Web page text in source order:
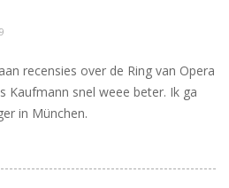
recensies over de Ring van Opera
Kaufmann snel weee beter. Ik ga
in München.